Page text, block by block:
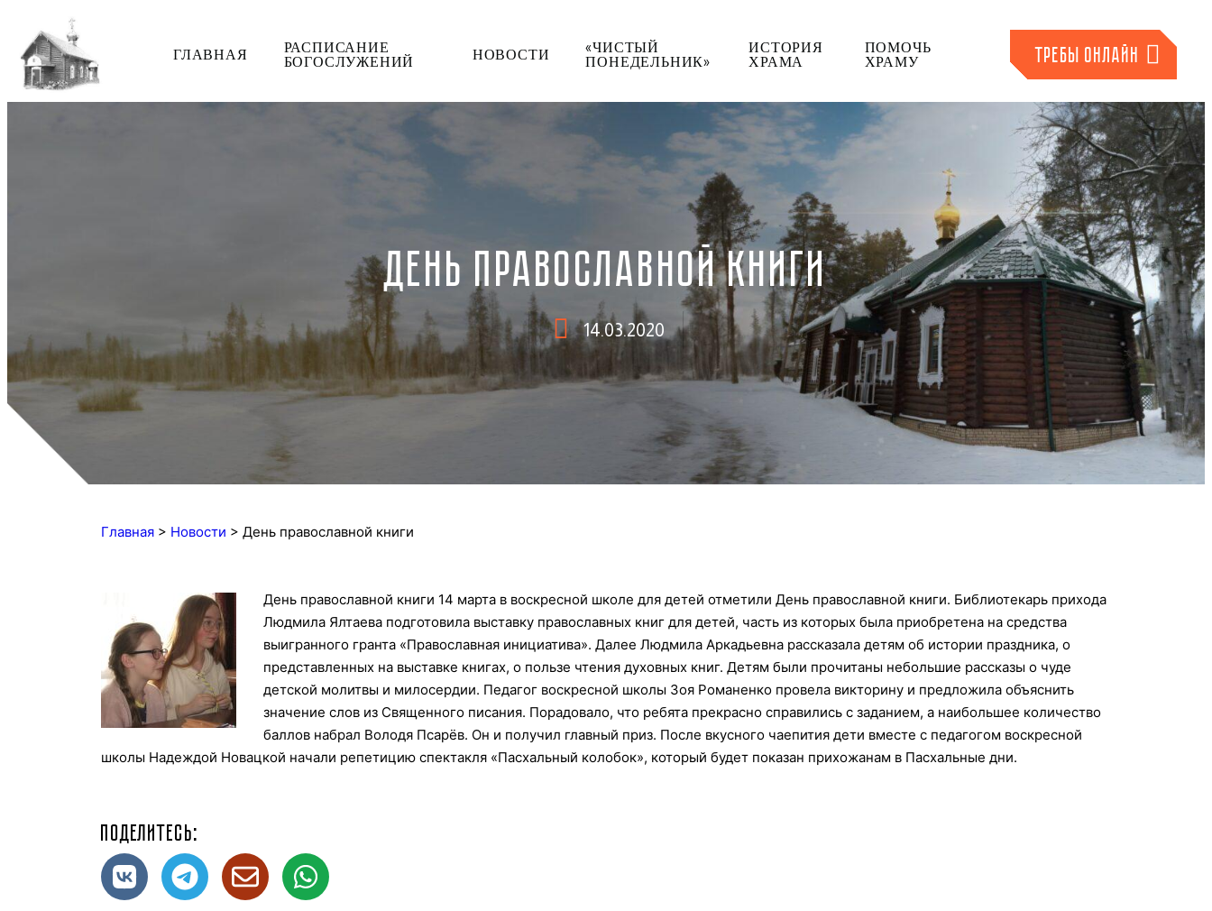
ГЛАВНАЯ
РАСПИСАНИЕ
БОГОСЛУЖЕНИЙ
НОВОСТИ
«ЧИСТЫЙ
ПОНЕДЕЛЬНИК»
ИСТОРИЯ
ХРАМА
ПОМОЧЬ
ХРАМУ
ТРЕБЫ ОНЛАЙН
ДЕНЬ ПРАВОСЛАВНОЙ КНИГИ
14.03.2020
Главная > Новости > День православной книги
День православной книги 14 марта в воскресной школе для детей отметили День православной книги. Библиотекарь прихода
Людмила Ялтаева подготовила выставку православных книг для детей, часть из которых была приобретена на средства
выигранного гранта «Православная инициатива». Далее Людмила Аркадьевна рассказала детям об истории праздника, о
представленных на выставке книгах, о пользе чтения духовных книг. Детям были прочитаны небольшие рассказы о чуде
детской молитвы и милосердии. Педагог воскресной школы Зоя Романенко провела викторину и предложила объяснить
значение слов из Священного писания. Порадовало, что ребята прекрасно справились с заданием, а наибольшее количество
баллов набрал Володя Псарёв. Он и получил главный приз. После вкусного чаепития дети вместе с педагогом воскресной
школы Надеждой Новацкой начали репетицию спектакля «Пасхальный колобок», который будет показан прихожанам в Пасхальные дни.
Поделитесь: